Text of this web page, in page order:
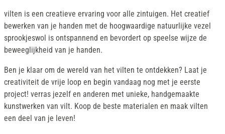
vilten is een creatieve ervaring voor alle zintuigen. Het creatief
bewerken van je handen met de hoogwaardige natuurlijke vezel
sprookjeswol is ontspannend en bevordert op speelse wijze de
beweeglijkheid van je handen.
Ben je klaar om de wereld van het vilten te ontdekken? Laat je
creativiteit de vrije loop en begin vandaag nog met je eerste
project! verras jezelf en anderen met unieke, handgemaakte
kunstwerken van vilt. Koop de beste materialen en maak vilten
een deel van je leven!